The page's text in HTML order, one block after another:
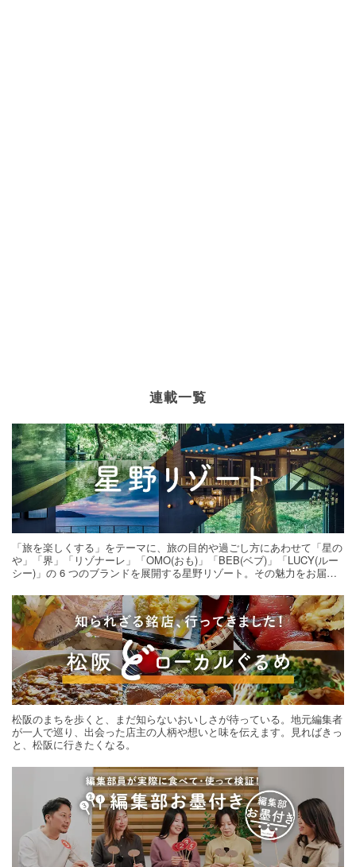
連載一覧
「旅を楽しくする」をテーマに、旅の目的や過ごし方にあわせて「星の
や」「界」「リゾナーレ」「OMO(おも)」「BEB(ベブ)」「LUCY(ルー
シー)」の 6 つのブランドを展開する星野リゾート。その魅力をお届け
松阪のまちを歩くと、まだ知らないおいしさが待っている。地元編集者
が一人で巡り、出会った店主の人柄や想いと味を伝えます。見ればきっ
と、松阪に行きたくなる。